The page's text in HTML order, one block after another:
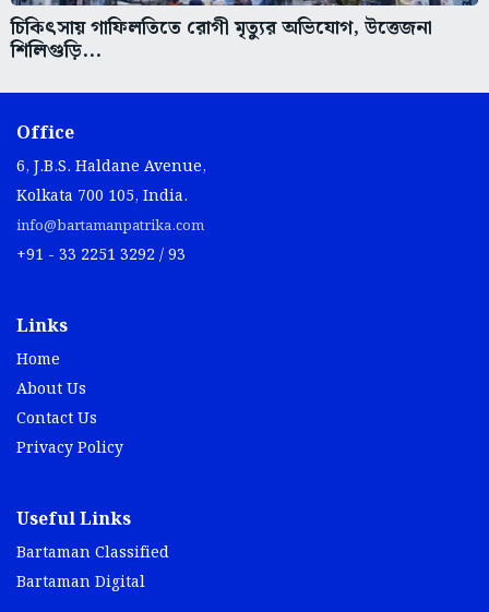
চিকিৎসায় গাফিলতিতে রোগী মৃত্যুর অভিযোগ, উত্তেজনা
শিলিগুড়ি...
Office
6, J.B.S. Haldane Avenue,
Kolkata 700 105, India.
info@bartamanpatrika.com
+91 - 33 2251 3292 / 93
Links
Home
About Us
Contact Us
Privacy Policy
Useful Links
Bartaman Classified
Bartaman Digital